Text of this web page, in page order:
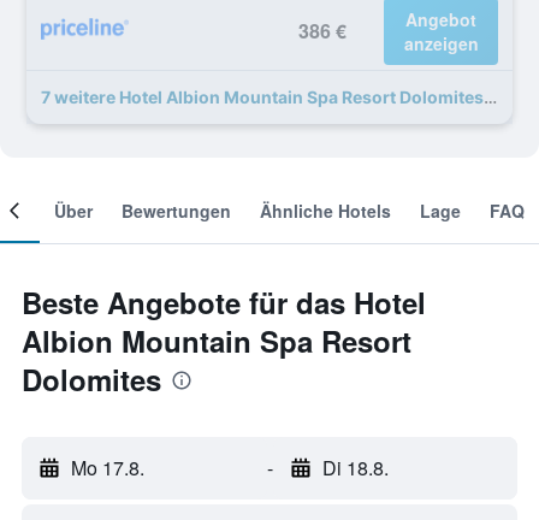
386 €
Angebot
anzeigen
7 weitere Hotel Albion Mountain Spa Resort Dolomites Angebote
Über Bewertungen Ähnliche Hotels Lage FAQ
Beste Angebote für das Hotel
Albion Mountain Spa Resort
Dolomites
Mo 17.8. - Di 18.8.